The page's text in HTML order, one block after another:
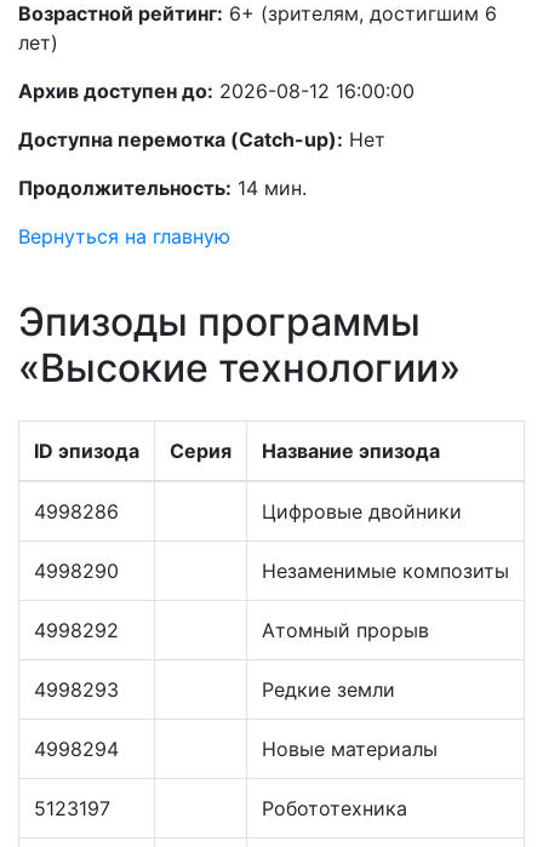
Возрастной рейтинг: 6+ (зрителям, достигшим 6
лет)
Архив доступен до: 2026-08-12 16:00:00
Доступна перемотка (Catch-up): Нет
Продолжительность: 14 мин.
Вернуться на главную
Эпизоды программы
«Высокие технологии»
ID эпизода Серия Название эпизода
4998286 Цифровые двойники
4998290 Незаменимые композиты
4998292 Атомный прорыв
4998293 Редкие земли
4998294 Новые материалы
5123197 Робототехника